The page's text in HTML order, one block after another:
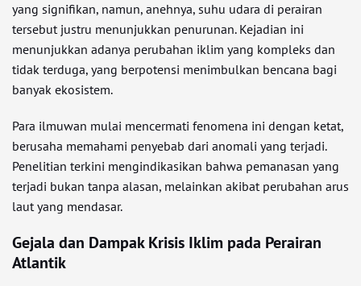
yang signifikan, namun, anehnya, suhu udara di perairan
tersebut justru menunjukkan penurunan. Kejadian ini
menunjukkan adanya perubahan iklim yang kompleks dan
tidak terduga, yang berpotensi menimbulkan bencana bagi
banyak ekosistem.
Para ilmuwan mulai mencermati fenomena ini dengan ketat,
berusaha memahami penyebab dari anomali yang terjadi.
Penelitian terkini mengindikasikan bahwa pemanasan yang
terjadi bukan tanpa alasan, melainkan akibat perubahan arus
laut yang mendasar.
Gejala dan Dampak Krisis Iklim pada Perairan
Atlantik